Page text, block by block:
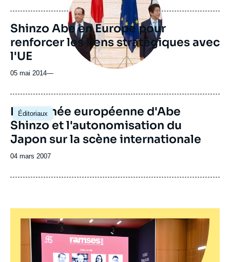
publication
Shinzo Abe en Europe pour
renforcer les liens stratégiques avec
l'UE
05 mai 2014—
Éditoriaux
La tournée européenne d'Abe
Shinzo et l'autonomisation du
Japon sur la scène internationale
Date
publication
04 mars 2007